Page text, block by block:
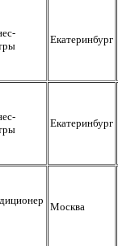
Екатеринбург
Екатеринбург
Москва